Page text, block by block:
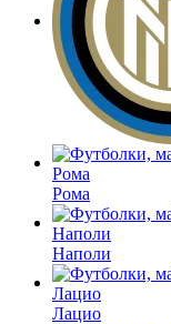
Рома
Наполи
Лацио